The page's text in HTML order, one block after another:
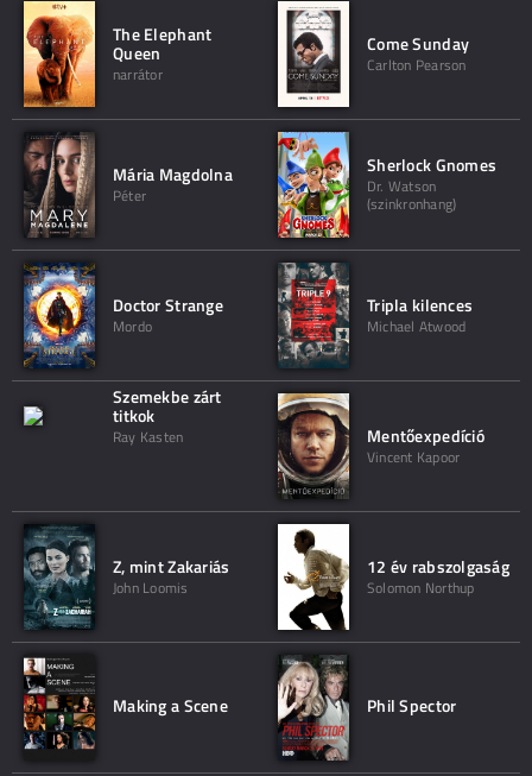
The Elephant
Queen
narrátor
Come Sunday
Carlton Pearson
Mária Magdolna
Péter
Sherlock Gnomes
Dr. Watson
(szinkronhang)
Doctor Strange
Mordo
Tripla kilences
Michael Atwood
Szemekbe zárt
titkok
Ray Kasten Mentőexpedíció
Vincent Kapoor
Z, mint Zakariás
John Loomis
12 év rabszolgaság
Solomon Northup
Making a Scene Phil Spector